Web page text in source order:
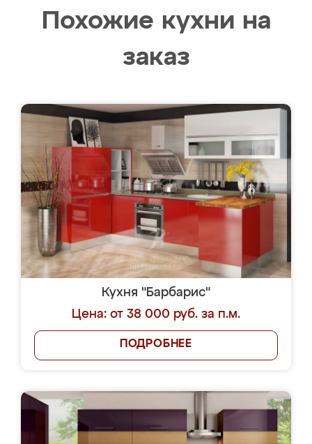
Похожие кухни на
заказ
Кухня "Барбарис"
Цена: от 38 000 руб. за п.м.
ПОДРОБНЕЕ